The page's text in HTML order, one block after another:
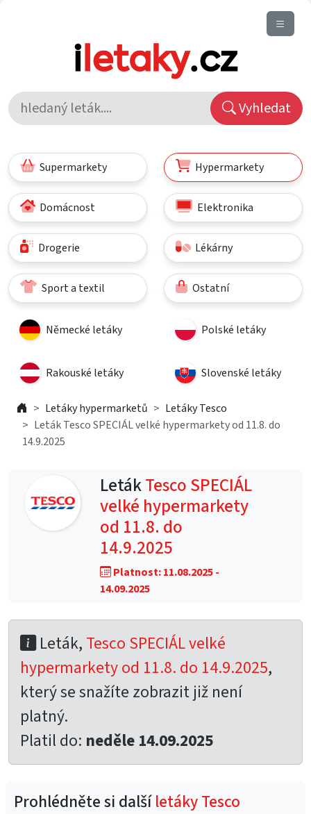
Vyhledat
Supermarkety Hypermarkety
Domácnost Elektronika
Drogerie Lékárny
Sport a textil Ostatní
Německé letáky Polské letáky
Rakouské letáky Slovenské letáky
Letáky hypermarketů
Letáky Tesco
Leták Tesco SPECIÁL velké hypermarkety od 11.8. do
14.9.2025
LetákTesco SPECIÁL
velké hypermarkety
od 11.8. do
14.9.2025
Platnost: 11.08.2025 -
14.09.2025
Leták, Tesco SPECIÁL velké
hypermarkety od 11.8. do 14.9.2025,
který se snažíte zobrazit již není
platný.
Platil do: neděle 14.09.2025
Prohlédněte si dalšíletáky Tesco